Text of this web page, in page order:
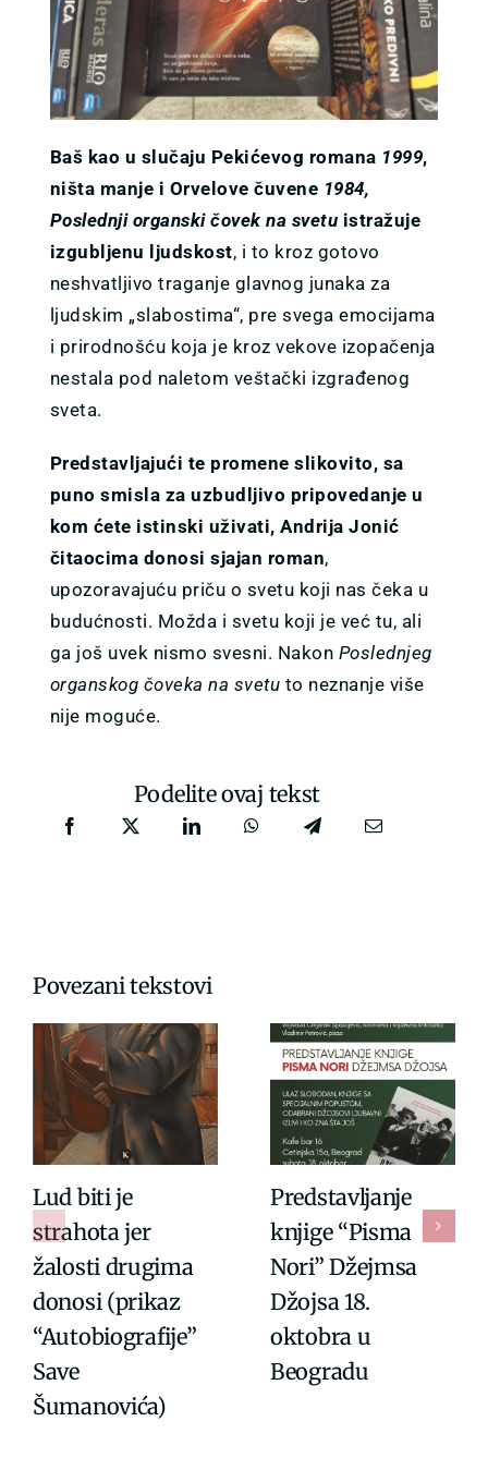
Baš kao u slučaju Pekićevog romana 1999,
ništa manje i Orvelove čuvene 1984,
Poslednji organski čovek na svetu istražuje
izgubljenu ljudskost, i to kroz gotovo
neshvatljivo traganje glavnog junaka za
ljudskim „slabostima“, pre svega emocijama
i prirodnošću koja je kroz vekove izopačenja
nestala pod naletom veštački izgrađenog
sveta.
Predstavljajući te promene slikovito, sa
puno smisla za uzbudljivo pripovedanje u
kom ćete istinski uživati, Andrija Jonić
čitaocima donosi sjajan roman,
upozoravajuću priču o svetu koji nas čeka u
budućnosti. Možda i svetu koji je već tu, ali
ga još uvek nismo svesni. Nakon Poslednjeg
organskog čoveka na svetu to neznanje više
nije moguće.
Podelite ovaj tekst
Povezani tekstovi
Lud biti je
strahota jer
žalosti drugima
donosi (prikaz
“Autobiografije”
Save
Šumanovića)
Predstavljanje
knjige “Pisma
Nori” Džejmsa
Džojsa 18.
oktobra u
Beogradu